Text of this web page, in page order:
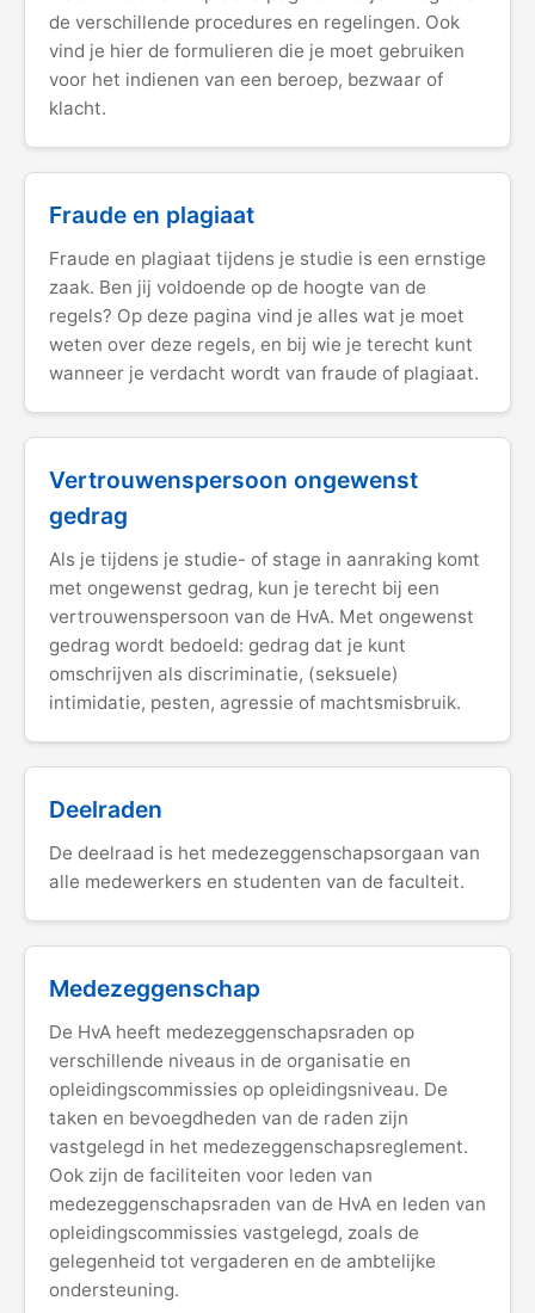
de verschillende procedures en regelingen. Ook
vind je hier de formulieren die je moet gebruiken
voor het indienen van een beroep, bezwaar of
klacht.
Fraude en plagiaat
Fraude en plagiaat tijdens je studie is een ernstige
zaak. Ben jij voldoende op de hoogte van de
regels? Op deze pagina vind je alles wat je moet
weten over deze regels, en bij wie je terecht kunt
wanneer je verdacht wordt van fraude of plagiaat.
Vertrouwenspersoon ongewenst
gedrag
Als je tijdens je studie- of stage in aanraking komt
met ongewenst gedrag, kun je terecht bij een
vertrouwenspersoon van de HvA. Met ongewenst
gedrag wordt bedoeld: gedrag dat je kunt
omschrijven als discriminatie, (seksuele)
intimidatie, pesten, agressie of machtsmisbruik.
Deelraden
De deelraad is het medezeggenschapsorgaan van
alle medewerkers en studenten van de faculteit.
Medezeggenschap
De HvA heeft medezeggenschapsraden op
verschillende niveaus in de organisatie en
opleidingscommissies op opleidingsniveau. De
taken en bevoegdheden van de raden zijn
vastgelegd in het medezeggenschapsreglement.
Ook zijn de faciliteiten voor leden van
medezeggenschapsraden van de HvA en leden van
opleidingscommissies vastgelegd, zoals de
gelegenheid tot vergaderen en de ambtelijke
ondersteuning.